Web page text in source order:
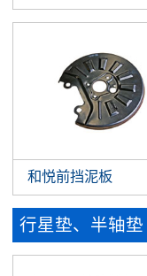
和悦前挡泥板
行星垫、半轴垫